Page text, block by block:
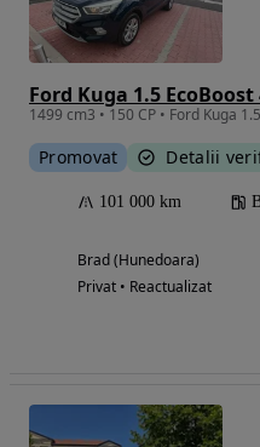
Ford Kuga 1.5
Promovat Detalii
101 000 km
Brad (Hunedoara)
Privat • Reactualizat